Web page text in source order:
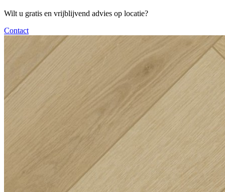
Wilt u gratis en vrijblijvend advies op locatie?
Contact